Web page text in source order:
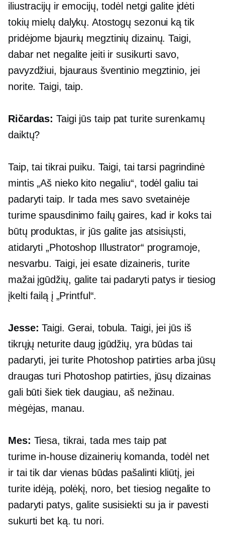
iliustracijų ir emocijų, todėl netgi galite įdėti
tokių mielų dalykų. Atostogų sezonui ką tik
pridėjome bjaurių megztinių dizainų. Taigi,
dabar net negalite įeiti ir susikurti savo,
pavyzdžiui, bjauraus šventinio megztinio, jei
norite. Taigi, taip.
Ričardas: Taigi jūs taip pat turite surenkamų
daiktų?
Taip, tai tikrai puiku. Taigi, tai tarsi pagrindinė
mintis „Aš nieko kito negaliu“, todėl galiu tai
padaryti taip. Ir tada mes savo svetainėje
turime spausdinimo failų gaires, kad ir koks tai
būtų produktas, ir jūs galite jas atsisiųsti,
atidaryti „Photoshop Illustrator“ programoje,
nesvarbu. Taigi, jei esate dizaineris, turite
mažai įgūdžių, galite tai padaryti patys ir tiesiog
įkelti failą į „Printful“.
Jesse: Taigi. Gerai, tobula. Taigi, jei jūs iš
tikrųjų neturite daug įgūdžių, yra būdas tai
padaryti, jei turite Photoshop patirties arba jūsų
draugas turi Photoshop patirties, jūsų dizainas
gali būti šiek tiek daugiau, aš nežinau.
mėgėjas, manau.
Mes: Tiesa, tikrai, tada mes taip pat
turime in-housedizainerių komanda, todėl net
ir tai tik dar vienas būdas pašalinti kliūtį, jei
turite idėją, polėkį, noro, bet tiesiog negalite to
padaryti patys, galite susisiekti su ja ir pavesti
sukurti bet ką. tu nori.